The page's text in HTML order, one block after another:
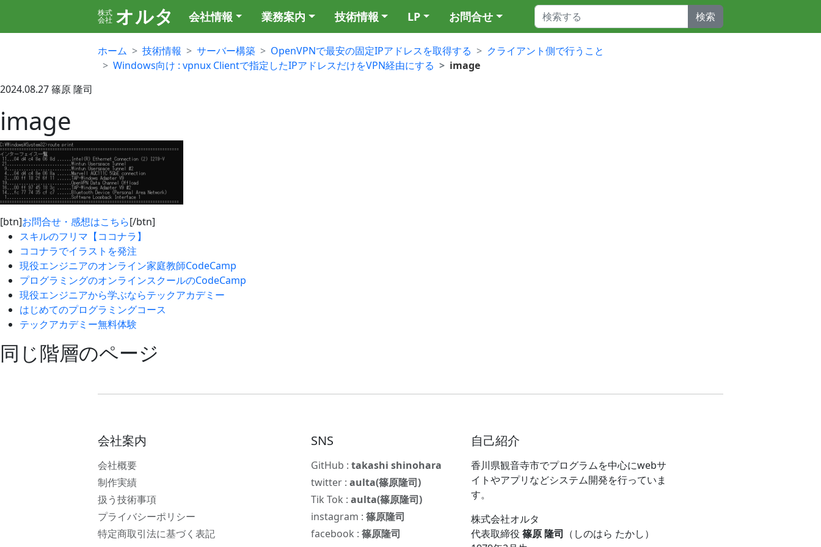
株式
会社 オルタ 会社情報 業務案内 技術情報 LP お問合せ 検索
ホーム 技術情報 サーバー構築 OpenVPNで最安の固定IPアドレスを取得する
クライアント側で行うこと
Windows向け : vpnux Clientで指定したIPアドレスだけをVPN経由にする
image
2024.08.27篠原 隆司
image
[btn]お問合せ・感想はこちら[/btn]
スキルのフリマ【ココナラ】
ココナラでイラストを発注
現役エンジニアのオンライン家庭教師CodeCamp
プログラミングのオンラインスクールのCodeCamp
現役エンジニアから学ぶならテックアカデミー
はじめてのプログラミングコース
テックアカデミー無料体験
同じ階層のページ
会社案内
会社概要
制作実績
扱う技術事項
プライバシーポリシー
特定商取引法に基づく表記
SNS
GitHub :takashi shinohara
twitter :aulta(篠原隆司)
Tik Tok :aulta(篠原隆司)
instagram :篠原隆司
facebook :篠原隆司
自己紹介
香川県観音寺市でプログラムを中心にwebサ
イトやアプリなどシステム開発を行っていま
す。
株式会社オルタ
代表取締役篠原 隆司 （しのはら たかし）